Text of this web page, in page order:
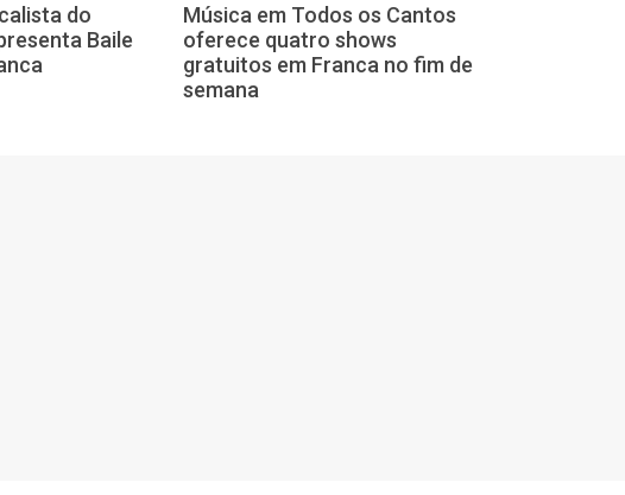
do
Baile
Música em Todos os Cantos
oferece quatro shows
gratuitos em Franca no fim de
semana